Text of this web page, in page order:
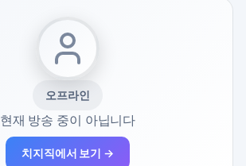
오프라인
현재 방송 중이 아닙니다
치지직에서 보기 →